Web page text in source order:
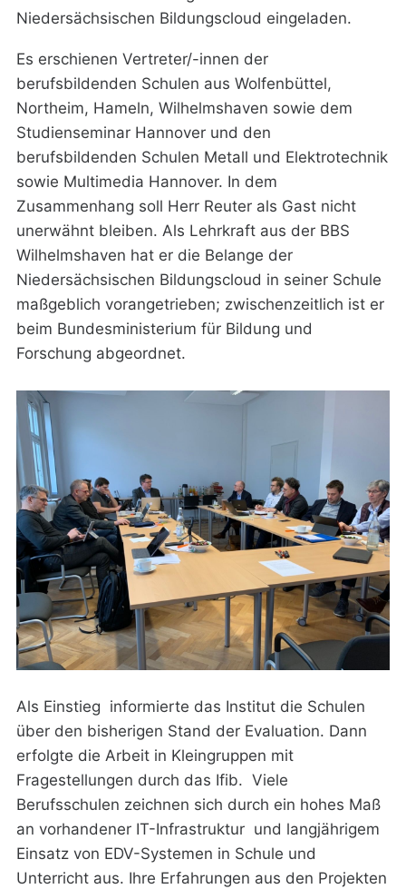
Niedersächsischen Bildungscloud eingeladen.
Es erschienen Vertreter/-innen der
berufsbildenden Schulen aus Wolfenbüttel,
Northeim, Hameln, Wilhelmshaven sowie dem
Studienseminar Hannover und den
berufsbildenden Schulen Metall und Elektrotechnik
sowie Multimedia Hannover. In dem
Zusammenhang soll Herr Reuter als Gast nicht
unerwähnt bleiben. Als Lehrkraft aus der BBS
Wilhelmshaven hat er die Belange der
Niedersächsischen Bildungscloud in seiner Schule
maßgeblich vorangetrieben; zwischenzeitlich ist er
beim Bundesministerium für Bildung und
Forschung abgeordnet.
Als Einstieg informierte das Institut die Schulen
über den bisherigen Stand der Evaluation. Dann
erfolgte die Arbeit in Kleingruppen mit
Fragestellungen durch das Ifib. Viele
Berufsschulen zeichnen sich durch ein hohes Maß
an vorhandener IT-Infrastruktur und langjährigem
Einsatz von EDV-Systemen in Schule und
Unterricht aus. Ihre Erfahrungen aus den Projekten